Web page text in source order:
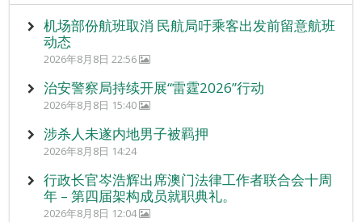
机场部份航班取消 民航局吁乘客出发前留意航班
动态
2026年8月8日 22:56
治安警察局持续开展“雷霆2026”行动
2026年8月8日 15:40
涉杀人未遂内地男子被羁押
2026年8月8日 14:24
行政长官岑浩辉出席澳门法律工作者联合会十周
年 – 第四届架构成员就职典礼。
2026年8月8日 12:04